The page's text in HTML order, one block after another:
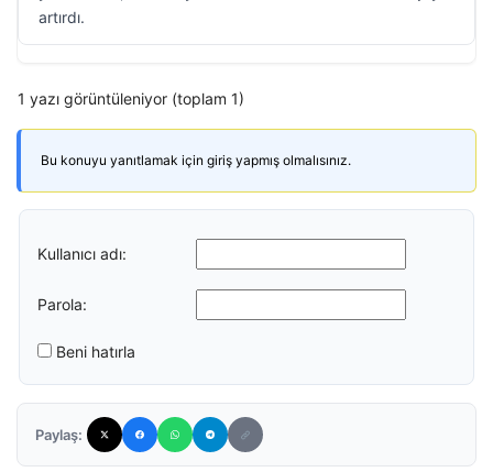
artırdı.
1 yazı görüntüleniyor (toplam 1)
Bu konuyu yanıtlamak için giriş yapmış olmalısınız.
Kullanıcı adı:
Parola:
Beni hatırla
Paylaş: